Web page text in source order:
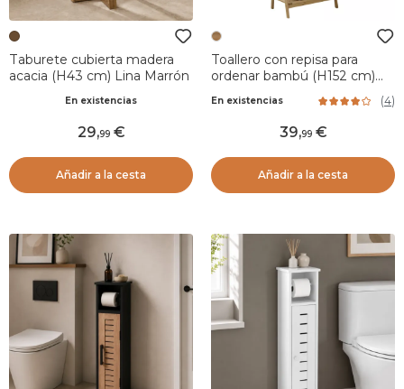
Taburete cubierta madera
acacia (H43 cm) Lina Marrón
En existencias
29,99
Añadir a la cesta
Toallero con repisa para
ordenar bambú (H152 cm)
En existencias (4)
39,99
Añadir a la cesta